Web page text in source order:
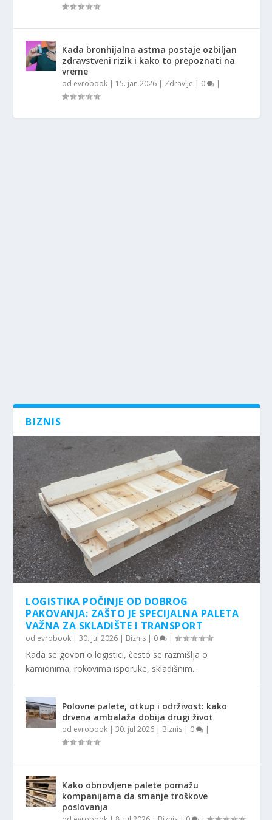
Kada bronhijalna astma postaje ozbiljan
zdravstveni rizik i kako to prepoznati na
vreme
od evrobook | 15. jan 2026 | Zdravlje | 0 |
BIZNIS
LOGISTIKA POČINJE OD DOBROG
PAKOVANJA: ZAŠTO JE SPECIJALNA PALETA
VAŽNA ZA SKLADIŠTE I TRANSPORT
od evrobook |30. jul 2026 | Biznis | 0 |
Kada se govori o logistici, često se razmišlja o
kamionima, rokovima isporuke, skladišnim...
Polovne palete, otkup i održivost: kako
drvena ambalaža dobija drugi život
od evrobook |30. jul 2026 | Biznis | 0 |
Kako obnovljene palete pomažu
kompanijama da smanje troškove
poslovanja